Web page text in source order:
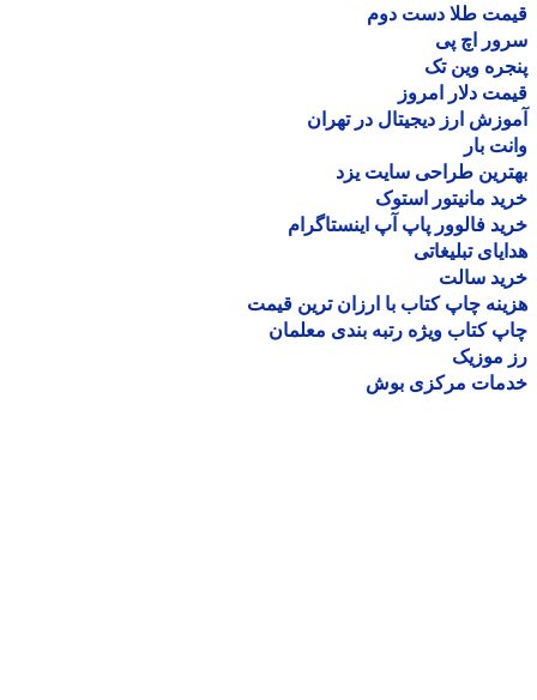
طلا دست دوم
اچ پی
وین تک
دلار امروز
ارز دیجیتال در تهران
بار
طراحی سایت یزد
مانیتور استوک
فالوور پاپ آپ اینستاگرام
تبلیغاتی
سالت
چاپ کتاب با ارزان ترین قیمت
کتاب ویژه رتبه بندی معلمان
موزیک
مرکزی بوش